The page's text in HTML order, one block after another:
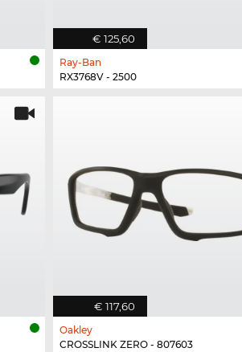
€ 125,60
Ray-Ban
RX3768V - 2500
€ 117,60
Oakley
CROSSLINK ZERO - 807603